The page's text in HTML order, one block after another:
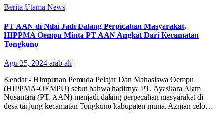
Berita Utama News
PT AAN di Nilai Jadi Dalang Perpicahan Masyarakat,
HIPPMA Oempu Minta PT AAN Angkat Dari Kecamatan
Tongkuno
Agu 25, 2024 arab ali
Kendari- Himpunan Pemuda Pelajar Dan Mahasiswa Oempu
(HIPPMA-OEMPU) sebut bahwa hadirnya PT. Ayaskara Alam
Nusantara (PT. AAN) menjadi dalang perpecahan masyarakat di
desa tanjung kecamatan Tongkuno kabupaten muna. Azman celo…